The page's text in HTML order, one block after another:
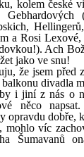
kolem české
a Rosi
Ach
jako ve snu!
že jsem před
divadla
i jiní z nás o
něco
opravdu dobře,
mohlo víc
Šumavanů